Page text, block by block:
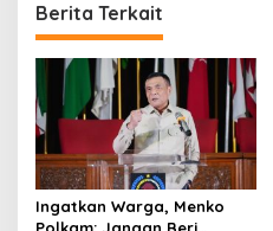
Berita Terkait
Ingatkan Warga, Menko
Polkam: Jangan Beri